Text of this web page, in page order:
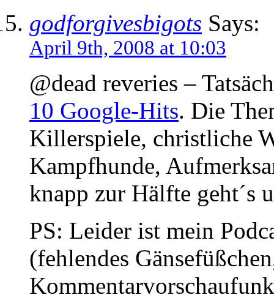
godforgivesbigots Says:
April 9th, 2008 at 10:03
@dead reveries –
10 Google-Hits. Die
Killerspiele, christliche
Kampfhunde,
knapp zur Hälfte geht´s
PS: Leider ist mein
(fehlendes